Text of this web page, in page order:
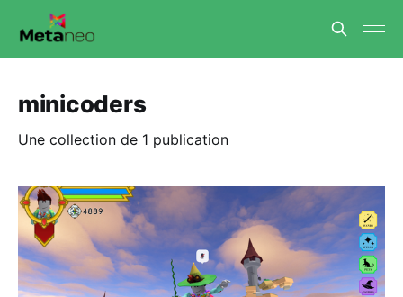
minicoders
Une collection de 1 publication